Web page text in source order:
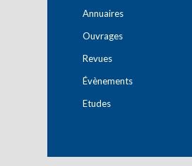
Annuaires
Ouvrages
Revues
Évènements
Etudes